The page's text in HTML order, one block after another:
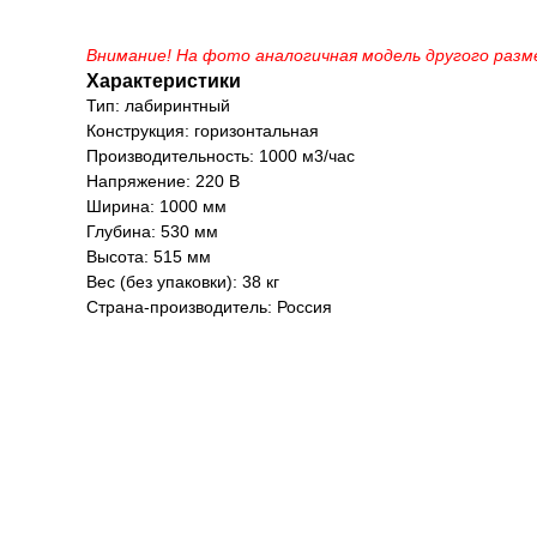
Внимание! На фото аналогичная модель другого
Характеристики
Тип: лабиринтный
Конструкция: горизонтальная
Производительность: 1000 м3/час
Напряжение: 220 В
Ширина: 1000 мм
Глубина: 530 мм
Высота: 515 мм
Вес (без упаковки): 38 кг
Страна-производитель: Россия